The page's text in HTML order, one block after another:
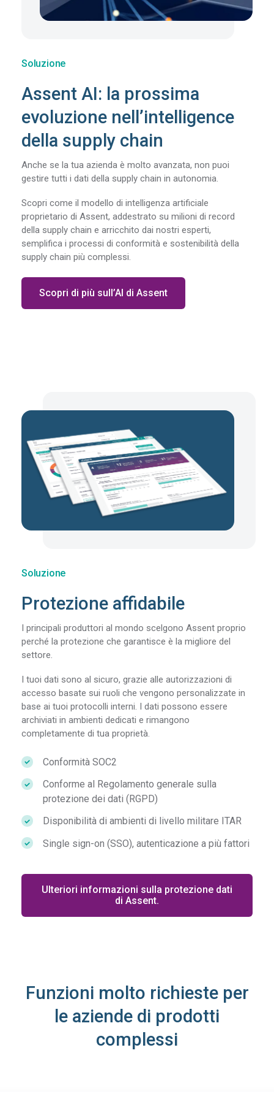
Soluzione
Assent AI: la prossima
evoluzione nell’intelligence
della supply chain
Anche se la tua azienda è molto avanzata, non puoi
gestire tutti i dati della supply chain in autonomia.
Scopri come il modello di intelligenza artificiale
proprietario di Assent, addestrato su milioni di record
della supply chain e arricchito dai nostri esperti,
semplifica i processi di conformità e sostenibilità della
supply chain più complessi.
Scopri di più sull’AI di Assent
Soluzione
Protezione affidabile
I principali produttori al mondo scelgono Assent proprio
perché la protezione che garantisce è la migliore del
settore.
I tuoi dati sono al sicuro, grazie alle autorizzazioni di
accesso basate sui ruoli che vengono personalizzate in
base ai tuoi protocolli interni. I dati possono essere
archiviati in ambienti dedicati e rimangono
completamente di tua proprietà.
Conformità SOC2
Conforme al Regolamento generale sulla
protezione dei dati (RGPD)
Disponibilità di ambienti di livello militare ITAR
Single sign-on (SSO), autenticazione a più fattori
Ulteriori informazioni sulla protezione dati
di Assent.
Funzioni molto richieste per
le aziende di prodotti
complessi